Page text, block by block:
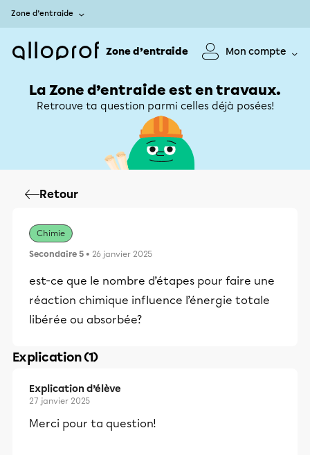
Zone d’entraide
Zone d’entraide Mon compte
La Zone d’entraide est en travaux.
Retrouve ta question parmi celles déjà posées!
Retour
Chimie
Secondaire 5 • 26 janvier 2025
est-ce que le nombre d’étapes pour faire une
réaction chimique influence l’énergie totale
libérée ou absorbée?
Explication (1)
Explication d’élève
27 janvier 2025
Merci pour ta question!